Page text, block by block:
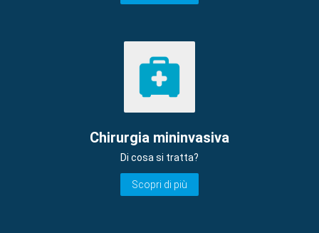
Chirurgia mininvasiva
Di cosa si tratta?
Scopri di più